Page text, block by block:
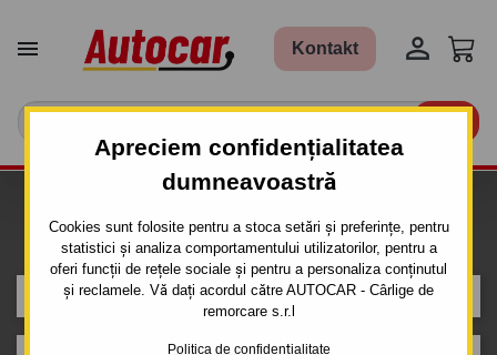
Apreciem confidențialitatea
dumneavoastră
Cookies sunt folosite pentru a stoca setări și preferințe, pentru
statistici și analiza comportamentului utilizatorilor, pentru a
oferi funcții de rețele sociale și pentru a personaliza conținutul
și reclamele. Vă dați acordul către AUTOCAR - Cârlige de
remorcare s.r.l
Politica de confidențialitate
 Kontakt 
mașina
BMW